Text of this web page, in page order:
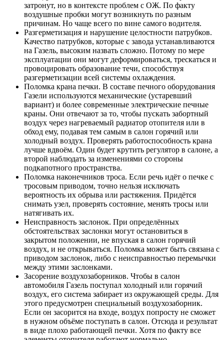
затронут, но в контексте проблем с ОЖ. По факту
воздушные пробки могут возникнуть по разным
причинам. Но чаще всего по вине самого водителя.
Разгерметизация и нарушение целостности патрубков.
Качество патрубков, которые с завода устанавливаются
на Газель, высоким назвать сложно. Потому по мере
эксплуатации они могут деформироваться, трескаться и
провоцировать образование течи, способствуя
разгерметизации всей системы охлаждения.
Поломка крана печки. В составе печного оборудования
Газели используются механические (устаревший
вариант) и более современные электрические печные
краны. Они отвечают за то, чтобы пускать забортный
воздух через нагреваемый радиатор отопителя или в
обход ему, подавая тем самым в салон горячий или
холодный воздух. Проверять работоспособность крана
лучше вдвоём. Один будет крутить регулятор в салоне, а
второй наблюдать за изменениями со стороны
подкапотного пространства.
Поломка наконечников троса. Если речь идёт о печке с
тросовым приводом, точно нельзя исключать
вероятность их обрыва или растяжения. Придётся
снимать узел, проверять состояние, менять тросы или
натягивать их.
Неисправность заслонок. При определённых
обстоятельствах заслонки могут остановиться в
закрытом положении, не впуская в салон горячий
воздух, и не открываться. Поломка может быть связана с
приводом заслонок, либо с неисправностью перемычки
между этими заслонками.
Засорение воздухозаборников. Чтобы в салон
автомобиля Газель поступал холодный или горячий
воздух, его система забирает из окружающей среды. Для
этого предусмотрен специальный воздухозаборник.
Если он засорится на входе, воздух попросту не сможет
в нужном объёме поступать в салон. Отсюда и результат
в виде плохо работающей печки. Хотя по факту все